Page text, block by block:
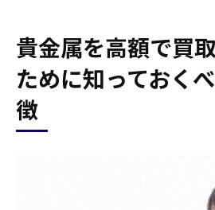
貴金属を高額で買
ために知っておく
徴